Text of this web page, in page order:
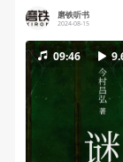
磨铁听书
2024-08-15
09:46